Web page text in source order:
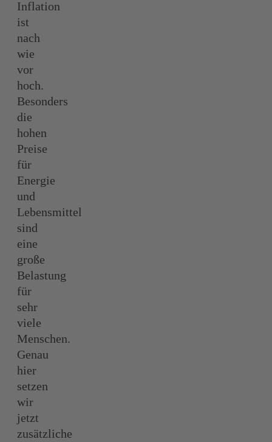
Inflation
ist
nach
wie
vor
hoch.
Besonders
die
hohen
Preise
für
Energie
und
Lebensmittel
sind
eine
große
Belastung
für
sehr
viele
Menschen.
Genau
hier
setzen
wir
jetzt
zusätzliche